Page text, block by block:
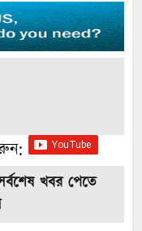
খবর পেতে